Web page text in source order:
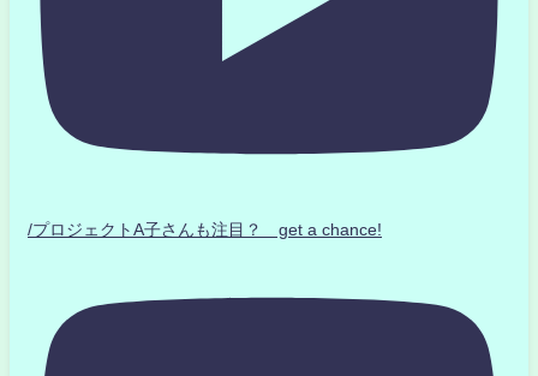
/プロジェクトA子さんも注目？ get a chance!